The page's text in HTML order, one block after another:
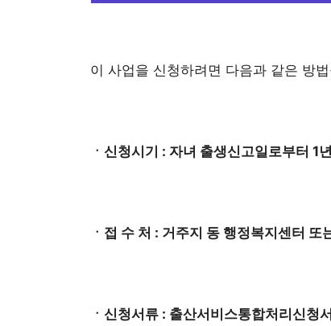
이 사업을 신청하려면 다음과 같은 방
ㆍ신청시기 : 자녀 출생신고일로부터 1
ㆍ접 수 처 : 거주지 동 행정복지센터
ㆍ신청서류 : 출산서비스통합처리신청서